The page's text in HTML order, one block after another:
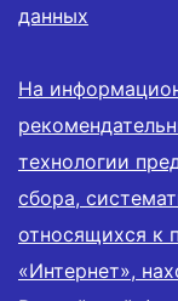
данных
На
технологии
сбора,
относящихся к
«Интернет»,